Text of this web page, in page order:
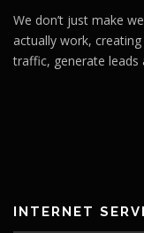
We don’t just make
actually work,
traffic, generate leads
INTERNET